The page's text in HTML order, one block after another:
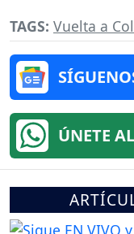
TAGS: Vuelta a
ÚNETE